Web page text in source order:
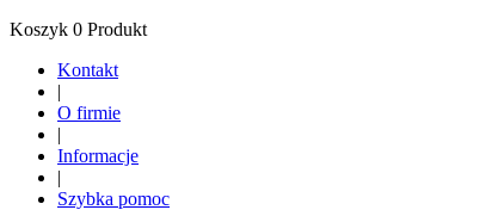
Koszyk 0 Produkt
Kontakt
|
O firmie
|
Informacje
|
Szybka pomoc